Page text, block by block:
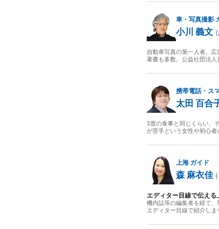
車・写真撮影
小川 義文 (
自動車写真の第一人者。
著書も多数。公益社団法
携帯電話・ス
太田 百合
3度の食事と同じくらい、
が苦手という女性や初心
上海 ガイド
森 麻衣佳 (
エディター目線で伝え
機内誌等の編集者を経て
エディター目線で紹介しま